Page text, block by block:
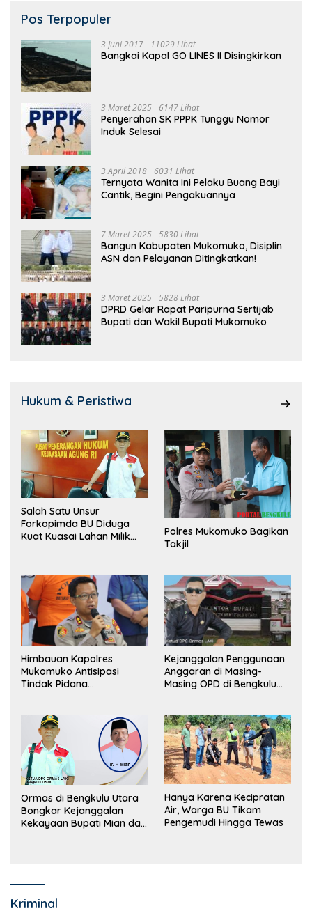
Pos Terpopuler
3 Juni 2017 11029 Lihat
Bangkai Kapal GO LINES II Disingkirkan
3 Maret 2025 6147 Lihat
Penyerahan SK PPPK Tunggu Nomor
Induk Selesai
3 April 2018 6031 Lihat
Ternyata Wanita Ini Pelaku Buang Bayi
Cantik, Begini Pengakuannya
7 Maret 2025 5830 Lihat
Bangun Kabupaten Mukomuko, Disiplin
ASN dan Pelayanan Ditingkatkan!
3 Maret 2025 5828 Lihat
DPRD Gelar Rapat Paripurna Sertijab
Bupati dan Wakil Bupati Mukomuko
Hukum & Peristiwa
Salah Satu Unsur
Forkopimda BU Diduga
Kuat Kuasai Lahan Milik
Polres Mukomuko Bagikan
Takjil
Himbauan Kapolres
Mukomuko Antisipasi
Tindak Pidana
Kejanggalan Penggunaan
Anggaran di Masing-
Masing OPD di Bengkulu
Ormas di Bengkulu Utara
Bongkar Kejanggalan
Kekayaan Bupati Mian dan
Hanya Karena Kecipratan
Air, Warga BU Tikam
Pengemudi Hingga Tewas
Kriminal